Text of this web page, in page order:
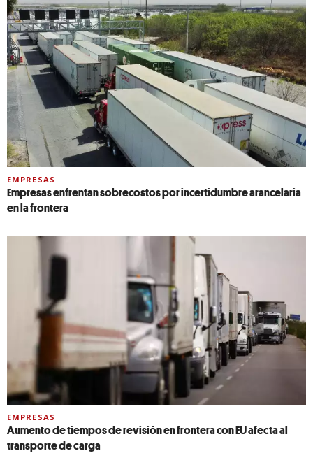
EMPRESAS
Empresas enfrentan sobrecostos por incertidumbre arancelaria
en la frontera
EMPRESAS
Aumento de tiempos de revisión en frontera con EU afecta al
transporte de carga